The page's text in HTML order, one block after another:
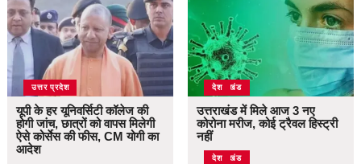
उत्तर प्रदेश
यूपी के हर यूनिवर्सिटी कॉलेज की
होगी जांच, छात्रों को वापस मिलेगी
ऐसे कोर्सेस की फीस, CM योगी का
आदेश
उत्तराखंड
देश
उत्तराखंड में मिले आज 3 नए
कोरोना मरीज, कोई ट्रैवल हिस्ट्री
नहीं
उत्तराखंड
देश